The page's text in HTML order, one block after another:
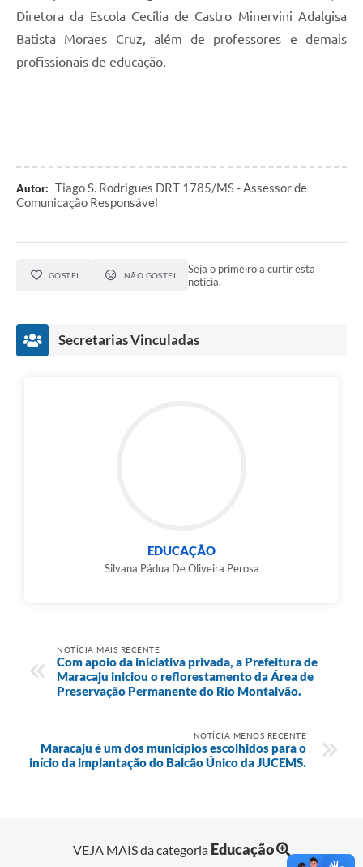
Diretora da Escola Cecília de Castro Minervini Adalgisa
Batista Moraes Cruz, além de professores e demais
profissionais de educação.
Autor: Tiago S. Rodrigues DRT 1785/MS - Assessor de
Comunicação Responsável
GOSTEI NÃO GOSTEI
Seja o primeiro a curtir esta
notícia.
Secretarias Vinculadas
EDUCAÇÃO
Silvana Pádua De Oliveira Perosa
NOTÍCIA MAIS RECENTE
Com apoio da iniciativa privada, a Prefeitura de
Maracaju iniciou o reflorestamento da Área de
Preservação Permanente do Rio Montalvão.
NOTÍCIA MENOS RECENTE
Maracaju é um dos municípios escolhidos para o
início da implantação do Balcão Único da JUCEMS.
VEJA MAIS da categoria Educação